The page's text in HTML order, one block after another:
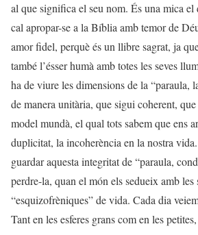
al que significa el seu nom. És una mica el
cal apropar-se a la Bíblia amb temor de
amor fidel, perquè és un llibre sagrat, ja
també l’ésser humà amb totes les seves
ha de viure les dimensions de la “paraula,
de manera unitària, que sigui coherent,
model mundà, el qual tots sabem que ens
duplicitat, la incoherència en la nostra
guardar aquesta integritat de “paraula,
perdre-la, quan el món els sedueix amb les
“esquizofrèniques” de vida. Cada dia
Tant en les esferes grans com en les